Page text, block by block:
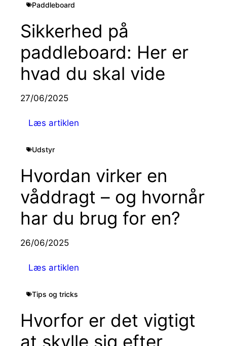
Paddleboard
Sikkerhed på
paddleboard: Her er
hvad du skal vide
27/06/2025
Læs artiklen
Udstyr
Hvordan virker en
våddragt – og hvornår
har du brug for en?
26/06/2025
Læs artiklen
Tips og tricks
Hvorfor er det vigtigt
at skylle sig efter